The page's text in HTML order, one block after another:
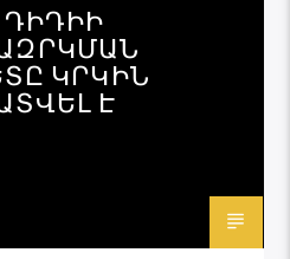
ԿՐԿԻՆ
Է